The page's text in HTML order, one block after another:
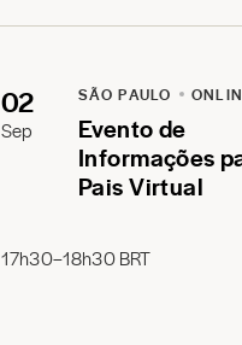
02
Sep
SÃO PAULO
Evento de
Informações
Pais Virtual
17h30–18h30 BRT